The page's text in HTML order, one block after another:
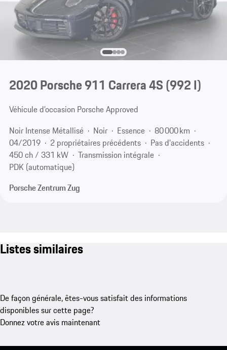
2020 Porsche 911 Carrera 4S(992 I)
Véhicule d’occasion Porsche Approved
Noir Intense Métallisé
Noir Essence
80 000 km
04/2019
2 propriétaires précédents
Pas d'accidents
450 ch / 331 kW
Transmission intégrale
PDK (automatique)
Porsche Zentrum Zug
Listes similaires
De façon générale, êtes-vous satisfait des informations
disponibles sur cette page?
Donnez votre avis maintenant